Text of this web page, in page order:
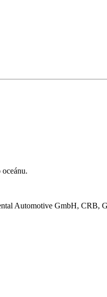
Automotive GmbH, CRB,